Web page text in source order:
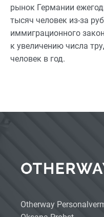
рынок Германии
тысяч человек из-за
иммиграционного
к увеличению числа
человек в год.
Otherway